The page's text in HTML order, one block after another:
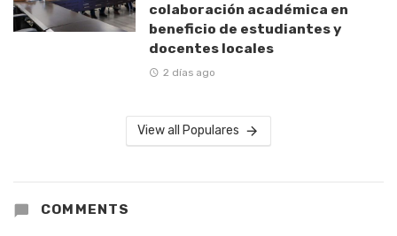
colaboración académica en
beneficio de estudiantes y
docentes locales
2 días ago
View all Populares
COMMENTS